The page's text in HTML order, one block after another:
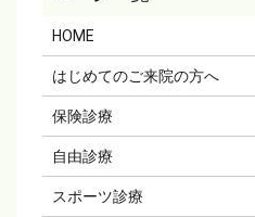
HOME
はじめてのご来院の方へ
保険診療
自由診療
スポーツ診療